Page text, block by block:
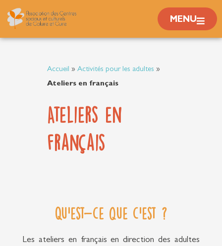
Aller
MENU
Accueil » Activités pour les adultes »
Ateliers en français
Ateliers en
français
Qu'est-ce que c'est ?
Les ateliers en français en direction des adultes